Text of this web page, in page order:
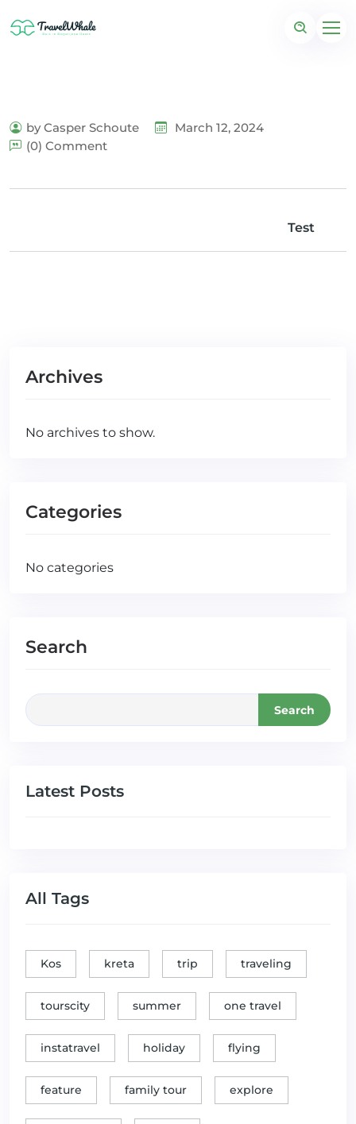
by Casper Schoute
March 12, 2024
(0) Comment
Test
Archives
No archives to show.
Categories
No categories
Search
Search
Latest Posts
All Tags
Kos kreta trip traveling
tourscity summer one travel
instatravel holiday flying
feature family tour explore